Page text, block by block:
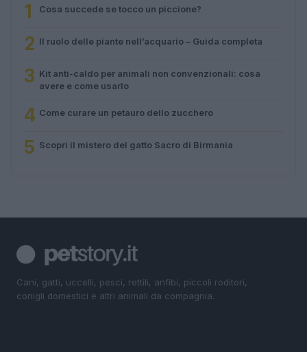
1 Cosa succede se tocco un piccione?
2 Il ruolo delle piante nell’acquario – Guida completa
3 Kit anti-caldo per animali non convenzionali: cosa
avere e come usarlo
4 Come curare un petauro dello zucchero
5 Scopri il mistero del gatto Sacro di Birmania
Cani, gatti, uccelli, pesci, rettili, anfibi, piccoli roditori,
conigli domestici e altri animali da compagnia.